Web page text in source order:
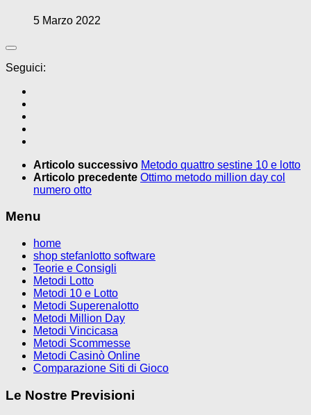
5 Marzo 2022
Seguici:
Articolo successivo Metodo quattro sestine 10 e lotto
Articolo precedente Ottimo metodo million day col
numero otto
Menu
home
shop stefanlotto software
Teorie e Consigli
Metodi Lotto
Metodi 10 e Lotto
Metodi Superenalotto
Metodi Million Day
Metodi Vincicasa
Metodi Scommesse
Metodi Casinò Online
Comparazione Siti di Gioco
Le Nostre Previsioni